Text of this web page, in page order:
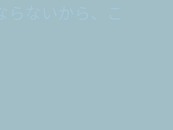
ないから、こ